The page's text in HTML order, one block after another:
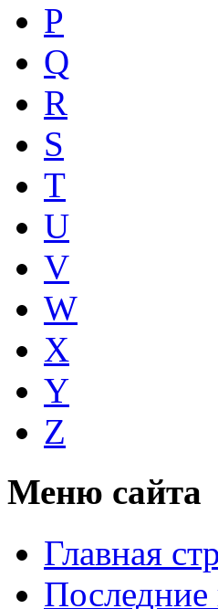
P
Q
R
S
T
U
V
W
X
Y
Z
Меню сайта
Главная
Последние